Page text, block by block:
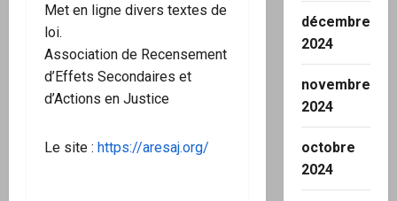
Met en ligne divers textes de
loi.
Association de Recensement
d’Effets Secondaires et
d’Actions en Justice
Le site : https://aresaj.org/
décembre
2024
novembre
2024
octobre
2024